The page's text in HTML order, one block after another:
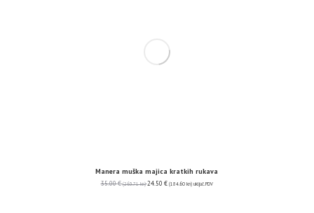
Manera muška majica kratkih rukava
35.00€ (263.71 kn) 24.50 € (184.60 kn) uključ. PDV